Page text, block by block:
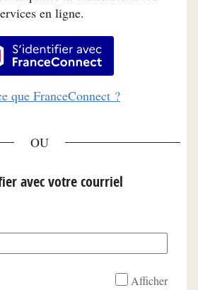
en ligne.
S’identifier avec
que FranceConnect ?
avec votre courriel
Afficher